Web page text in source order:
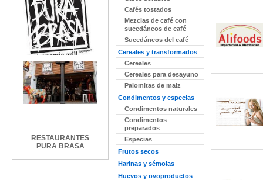
RESTAURANTES
PURA BRASA
Cafés tostados
Mezclas de café con
sucedáneos de café
Sucedáneos del café
Cereales y transformados
Cereales
Cereales para desayuno
Palomitas de maiz
Condimentos y especias
Condimentos naturales
Condimentos
preparados
Especias
Frutos secos
Harinas y sémolas
Huevos y ovoproductos